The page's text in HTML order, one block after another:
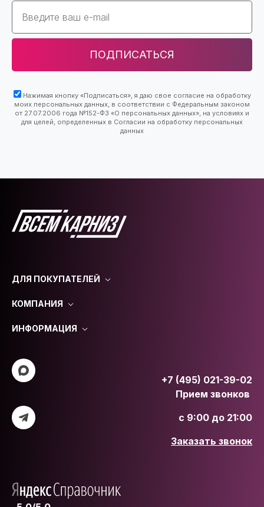
Email
ПОДПИСАТЬСЯ
Нажимая кнопку «Подписаться», я даю свое согласие на обработку
моих персональных данных, в соответствии с Федеральным законом
от 27.07.2006 года №152-ФЗ «О персональных данных», на условиях и
для целей, определенных в Согласии на обработку персональных
данных
ДЛЯ ПОКУПАТЕЛЕЙ
КОМПАНИЯ
ИНФОРМАЦИЯ
+7 (495) 021-39-02
Прием звонков
с 9:00 до 21:00
Заказать звонок